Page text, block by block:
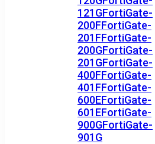
121GFortiGate-
200FFortiGate-
201FFortiGate-
200GFortiGate-
201GFortiGate-
400FFortiGate-
401FFortiGate-
600EFortiGate-
601EFortiGate-
900GFortiGate-
901G